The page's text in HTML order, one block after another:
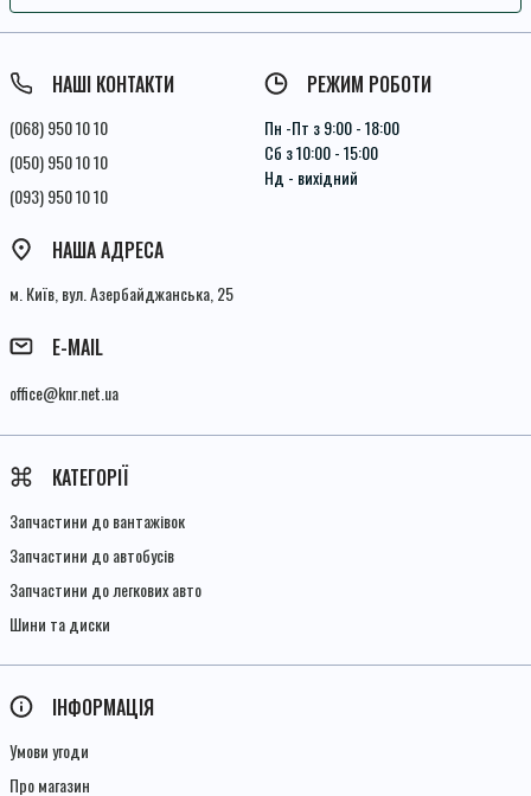
Умови угоди
НАШІ КОНТАКТИ
(068) 950 10 10
(050) 950 10 10
(093) 950 10 10
РЕЖИМ РОБОТИ
Пн -Пт з 9:00 - 18:00
Сб з 10:00 - 15:00
Нд - вихідний
НАША АДРЕСА
м. Київ, вул. Азербайджанська, 25
E-MAIL
office@knr.net.ua
КАТЕГОРІЇ
Запчастини до вантажівок
Запчастини до автобусів
Запчастини до легкових авто
Шини та диски
ІНФОРМАЦІЯ
Умови угоди
Про магазин